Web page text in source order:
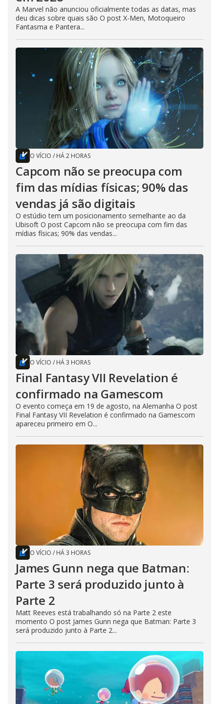
A Marvel não anunciou oficialmente todas as datas, mas
deu dicas sobre quais são O post X-Men, Motoqueiro
Fantasma e Pantera...
O VÍCIO / HÁ 2 HORAS
Capcom não se preocupa com
fim das mídias físicas; 90% das
vendas já são digitais
O estúdio tem um posicionamento semelhante ao da
Ubisoft O post Capcom não se preocupa com fim das
mídias físicas; 90% das vendas...
O VÍCIO / HÁ 3 HORAS
Final Fantasy VII Revelation é
confirmado na Gamescom
O evento começa em 19 de agosto, na Alemanha O post
Final Fantasy VII Revelation é confirmado na Gamescom
apareceu primeiro em O...
O VÍCIO / HÁ 3 HORAS
James Gunn nega que Batman:
Parte 3 será produzido junto à
Parte 2
Matt Reeves está trabalhando só na Parte 2 este
momento O post James Gunn nega que Batman: Parte 3
será produzido junto à Parte 2...